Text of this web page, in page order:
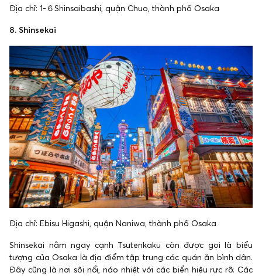
Địa chỉ: 1-６Shinsaibashi, quận Chuo, thành phố Osaka
8. Shinsekai
Địa chỉ: Ebisu Higashi, quận Naniwa, thành phố Osaka
Shinsekai nằm ngay cạnh Tsutenkaku còn được gọi là biểu
tượng của Osaka là địa điểm tập trung các quán ăn bình dân.
Đây cũng là nơi sôi nổi, náo nhiệt với các biển hiệu rực rỡ. Các